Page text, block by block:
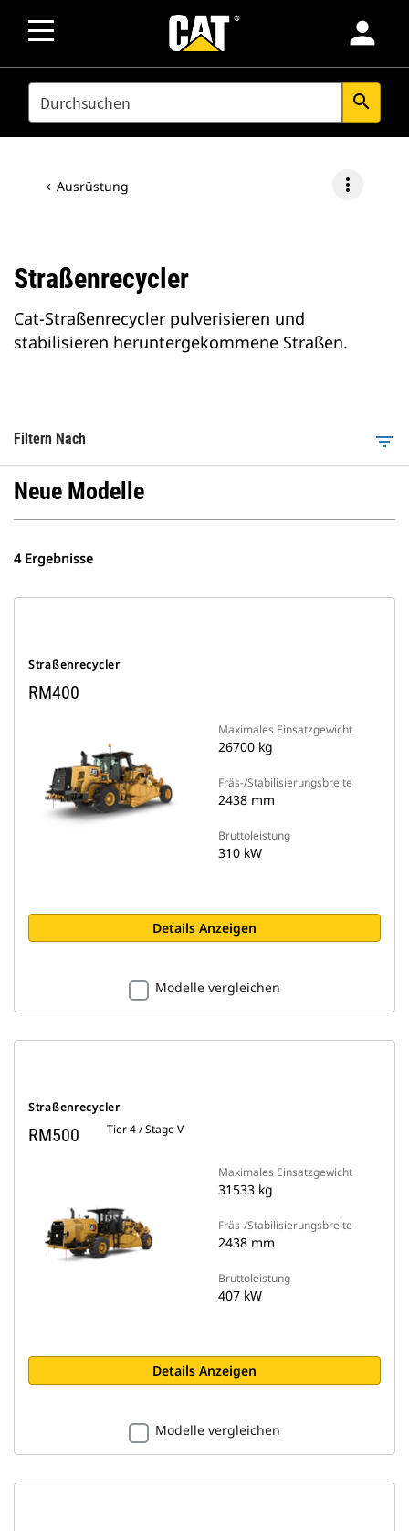
person
SEARCH search
Ausrüstung more_vert
Straßenrecycler
Cat-Straßenrecycler pulverisieren und
stabilisieren heruntergekommene Straßen.
Filtern Nach filter_list
Neue Modelle
4 Ergebnisse
Straßenrecycler
RM400
Maximales Einsatzgewicht
26700 kg
Fräs-/Stabilisierungsbreite
2438 mm
Bruttoleistung
310 kW
Details Anzeigen
Modelle vergleichen
Straßenrecycler
RM500 Tier 4 / Stage V
Maximales Einsatzgewicht
31533 kg
Fräs-/Stabilisierungsbreite
2438 mm
Bruttoleistung
407 kW
Details Anzeigen
Modelle vergleichen